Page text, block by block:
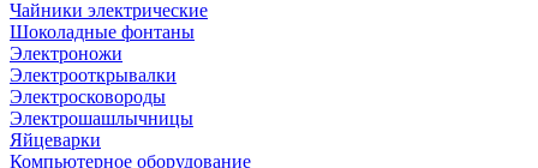
Чайники электрические
Шоколадные фонтаны
Электроножи
Электрооткрывалки
Электросковороды
Электрошашлычницы
Яйцеварки
Компьютерное оборудование